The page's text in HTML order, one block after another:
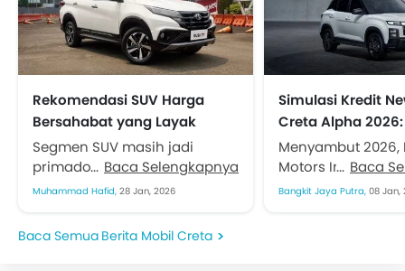
Rekomendasi SUV Harga
Bersahabat yang Layak
Dipinang di 2026
Segmen SUV masih jadi
primadona dan trennya
diperkirakan berlanjut hingga
kendaraan gaya hidup, kini
SUV lebih...
Baca Selengkapnya
Muhammad Hafid, 28 Jan, 2026
Simulasi Kredit
Creta Alpha
Mulai Rp10 Jutaan
Menyambut 2026,
Motors Indonesia
meluncurkan
Baca
Bangkit Jaya Putra, 08 Jan,
Berita Mobil Creta